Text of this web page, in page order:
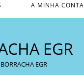
A MINHA CONTA
EGR
EGR